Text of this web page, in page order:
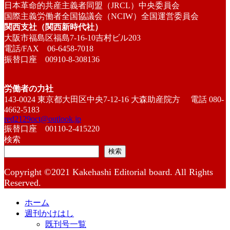
日本革命的共産主義者同盟（JRCL）中央委員会
国際主義労働者全国協議会（NCIW）全国運営委員会
関西支社（関西新時代社）
大阪市福島区福島7-16-10吉村ビル203
電話/FAX 06-6458-7018
振替口座 00910-8-308136
労働者の力社
143-0024 東京都大田区中央7-12-16 大森助産院方 電話 080-
4662-5183
red2129oct@outlook.jp
振替口座 00110-2-415220
検索
検索
Copyright ©2021 Kakehashi Editorial board. All Rights
Reserved.
ホーム
週刊かけはし
既刊号一覧